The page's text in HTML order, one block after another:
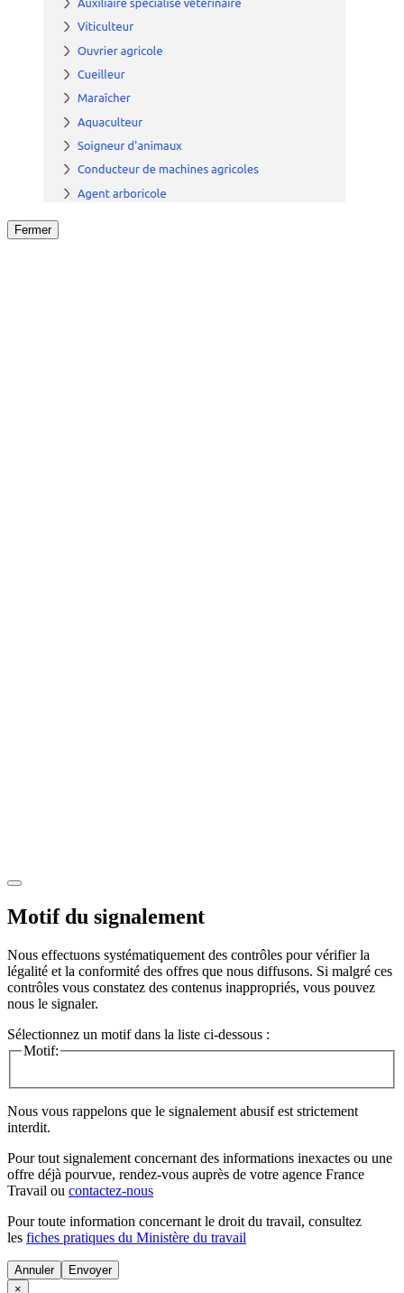
Fermer
Motif du signalement
Nous effectuons systématiquement des contrôles pour vérifier la
légalité et la conformité des offres que nous diffusons. Si malgré ces
contrôles vous constatez des contenus inappropriés, vous pouvez
nous le signaler.
Sélectionnez un motif dans la liste ci-dessous :
Motif:
Nous vous rappelons que le signalement abusif est strictement
interdit.
Pour tout signalement concernant des informations inexactes ou une
offre déjà pourvue, rendez-vous auprès de votre agence France
Travail ou contactez-nous
Pour toute information concernant le droit du travail, consultez
les fiches pratiques du Ministère du travail
Annuler
×